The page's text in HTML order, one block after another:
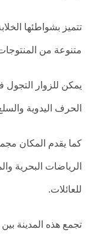
تتميز بشواطئها
متنوعة من المنتوجات
يمكن للزوار التجول
الحرف اليدوية
كما يقدم المكان
الرياضات البحرية
للعائلات.
تجمع هذه المدينة